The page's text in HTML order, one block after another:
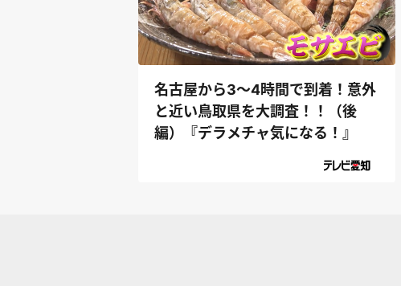
名古屋から3～4時間で到着！意外
と近い鳥取県を大調査！！（後
編）『デラメチャ気になる！』